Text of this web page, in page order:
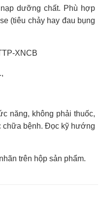
dưỡng chất. Phù hợp
(tiêu chảy hay đau bụng
XNCB
năng, không phải thuốc,
chữa bệnh. Đọc kỹ hướng
trên hộp sản phẩm.